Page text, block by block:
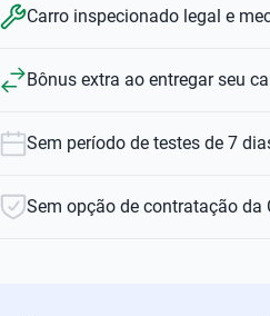
Carro inspecionado legal e
Bônus extra ao entregar seu
Sem período de testes de 7
Sem opção de contratação da